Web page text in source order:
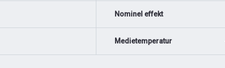
Nominel effekt
Medietemperatur